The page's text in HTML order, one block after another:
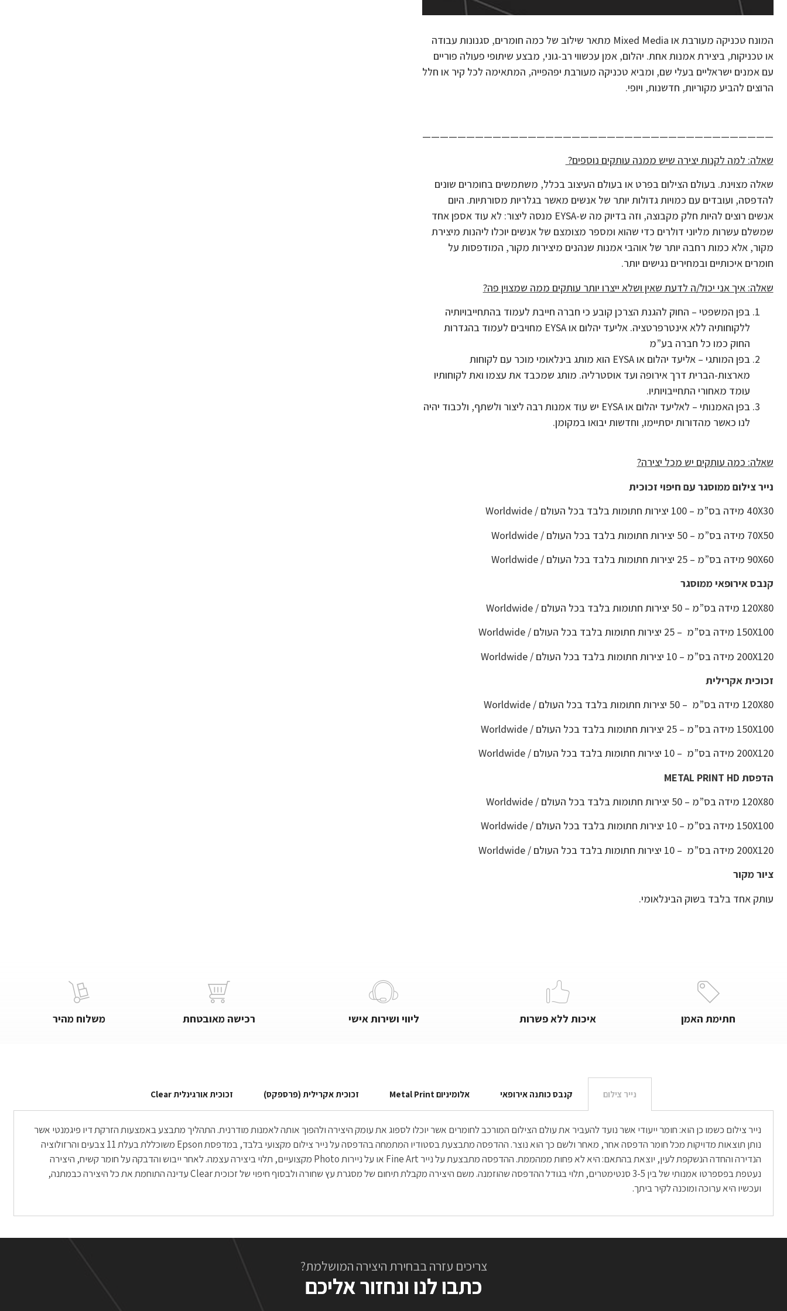
המונח טכניקה מעורבת או Mixed Media מתאר שילוב של כמה חומרים, סגנונות עבודה
או טכניקות, ביצירת אמנות אחת. יהלום, אמן עכשווי רב-גוני, מבצע שיתופי פעולה פוריים
עם אמנים ישראליים בעלי שם, ומביא טכניקה מעורבת יפהפייה, המתאימה לכל קיר או חלל
הרוצים להביע מקוריות, חדשנות, ויופי.
————————————————————————————————————————
שאלה: למה לקנות יצירה שיש ממנה עותקים נוספים?
שאלה מצוינת. בעולם הצילום בפרט או בעולם העיצוב בכלל, משתמשים בחומרים שונים
להדפסה, ועובדים עם כמויות גדולות יותר של אנשים מאשר בגלריות מסורתיות. היום
אנשים רוצים להיות חלק מקבוצה, וזה בדיוק מה ש-EYSA מנסה ליצור: לא עוד אספן אחד
שמשלם עשרות מליוני דולרים כדי שהוא ומספר מצומצם של אנשים יוכלו ליהנות מיצירת
מקור, אלא כמות רחבה יותר של אוהבי אמנות שנהנים מיצירות מקור, המודפסות על
חומרים איכותיים ובמחירים נגישים יותר.
שאלה: איך אני יכול/ה לדעת שאין ושלא ייצרו יותר עותקים ממה שמצוין פה?
בפן המשפטי – החוק להגנת הצרכן קובע כי חברה חייבת לעמוד בהתחייבויותיה
ללקוחותיה ללא אינטרפרטציה. אליעד יהלום או EYSA מחויבים לעמוד בהגדרות
החוק כמו כל חברה בע”מ
בפן המותגי – אליעד יהלום או EYSA הוא מותג בינלאומי מוכר עם לקוחות
מארצות-הברית דרך אירופה ועד אוסטרליה. מותג שמכבד את עצמו ואת לקוחותיו
עומד מאחורי התחייבויותיו.
בפן האמנותי – לאליעד יהלום או EYSA יש עוד אמנות רבה ליצור ולשתף, ולכבוד יהיה
לנו כאשר מהדורות יסתיימו, וחדשות יבואו במקומן.
שאלה: כמה עותקים יש מכל יצירה?
נייר צילום ממוסגר עם חיפוי זכוכית
40X30 מידה בס”מ – 100 יצירות חתומות בלבד בכל העולם / Worldwide
70X50 מידה בס”מ – 50 יצירות חתומות בלבד בכל העולם / Worldwide
90X60 מידה בס”מ – 25 יצירות חתומות בלבד בכל העולם / Worldwide
קנבס אירופאי ממוסגר
120X80 מידה בס”מ – 50 יצירות חתומות בלבד בכל העולם / Worldwide
150X100 מידה בס”מ – 25 יצירות חתומות בלבד בכל העולם / Worldwide
200X120 מידה בס”מ – 10 יצירות חתומות בלבד בכל העולם / Worldwide
זכוכית אקרילית
120X80 מידה בס”מ – 50 יצירות חתומות בלבד בכל העולם / Worldwide
150X100 מידה בס”מ – 25 יצירות חתומות בלבד בכל העולם / Worldwide
200X120 מידה בס”מ – 10 יצירות חתומות בלבד בכל העולם / Worldwide
הדפסת METAL PRINT HD
120X80 מידה בס”מ – 50 יצירות חתומות בלבד בכל העולם / Worldwide
150X100 מידה בס”מ – 10 יצירות חתומות בלבד בכל העולם / Worldwide
200X120 מידה בס”מ – 10 יצירות חתומות בלבד בכל העולם / Worldwide
ציור מקור
עותק אחד בלבד בשוק הבינלאומי.
חתימת האמן איכות ללא פשרות ליווי ושירות אישי רכישה מאובטחת משלוח מהיר
נייר צילום קנבס כותנה אירופאי אלומיניום Metal Print זכוכית אקרילית (פרספקס) זכוכית אורגינלית Clear
נייר צילום כשמו כן הוא: חומר ייעודי אשר נועד להעביר את עולם הצילום המורכב לחומרים אשר יוכלו לספוג את עומק היצירה ולהפוך אותה לאמנות מודרנית. התהליך מתבצע באמצעות הזרקת דיו פיגמנטי אשר
נותן תוצאות מדויקות מכל חומר הדפסה אחר, מאחר ולשם כך הוא נוצר. ההדפסה מתבצעת בסטודיו המתמחה בהדפסה על נייר צילום מקצועי בלבד, במדפסת Epson משוכללת בעלת 11 צבעים והרזולוציה
הנדירה והחדה הנשקפת לעין, יוצאת בהתאם: היא לא פחות ממהממת. ההדפסה מתבצעת על נייר Fine Art או על ניירות Photo מקצועיים, תלוי ביצירה עצמה. לאחר ייבוש והדבקה על חומר קשיח, היצירה
נעטפת בפספרטו אמנותי של בין 3-5 סנטימטרים, תלוי בגודל ההדפסה שהוזמנה. משם היצירה מקבלת תיחום של מסגרת עץ שחורה ולבסוף חיפוי של זכוכית Clear עדינה התוחמת את כל היצירה כבמתנה,
ועכשיו היא ערוכה ומוכנה לקיר ביתך.
צריכים עזרה בבחירת היצירה המושלמת?
כתבו לנו ונחזור אליכם